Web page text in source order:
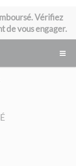
Vérifiez
de vous engager.